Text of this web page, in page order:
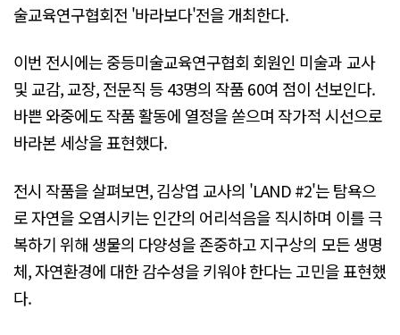
술교육연구협회전 '바라보다'전을 개최한다.
이번 전시에는 중등미술교육연구협회 회원인 미술과 교사
및 교감, 교장, 전문직 등 43명의 작품 60여 점이 선보인다.
바쁜 와중에도 작품 활동에 열정을 쏟으며 작가적 시선으로
바라본 세상을 표현했다.
전시 작품을 살펴보면, 김상엽 교사의 'LAND #2'는 탐욕으
로 자연을 오염시키는 인간의 어리석음을 직시하며 이를 극
복하기 위해 생물의 다양성을 존중하고 지구상의 모든 생명
체, 자연환경에 대한 감수성을 키워야 한다는 고민을 표현했
다.